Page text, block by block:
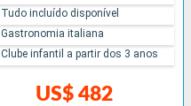
US$ 482
Tudo incluído disponível
Gastronomia italiana
Clube infantil a partir dos 3 anos